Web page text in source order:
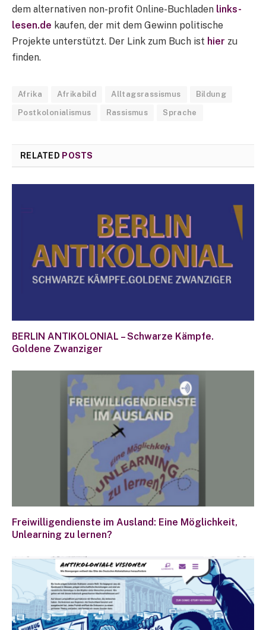
dem alternativen non-profit Online-Buchladen links-
lesen.de kaufen, der mit dem Gewinn politische
Projekte unterstützt. Der Link zum Buch ist hier zu
finden.
Afrika Afrikabild Alltagsrassismus Bildung
Postkolonialismus Rassismus Sprache
RELATED POSTS
BERLIN ANTIKOLONIAL – Schwarze Kämpfe.
Goldene Zwanziger
Freiwilligendienste im Ausland: Eine Möglichkeit,
Unlearning zu lernen?